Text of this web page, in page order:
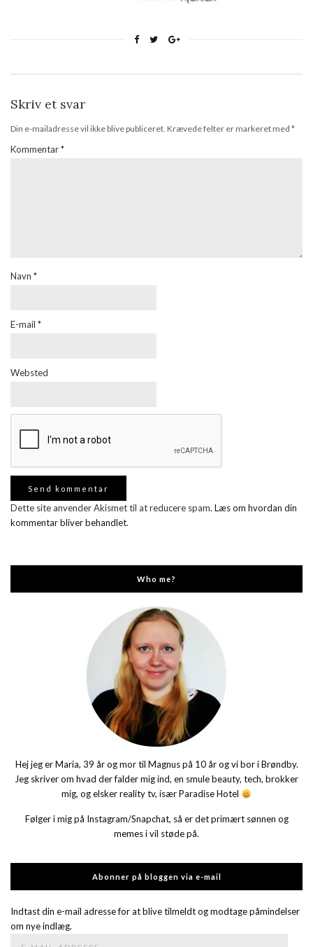
Skriv et svar
Din e-mailadresse vil ikke blive publiceret. Krævede felter er markeret med *
Kommentar*
Navn *
E-mail *
Websted
Dette site anvender Akismet til at reducere spam. Læs om hvordan din
kommentar bliver behandlet.
Who me?
Hej jeg er Maria, 39 år og mor til Magnus på 10 år og vi bor i Brøndby.
Jeg skriver om hvad der falder mig ind, en smule beauty, tech, brokker
mig, og elsker reality tv, især Paradise Hotel
Følger i mig på Instagram/Snapchat, så er det primært sønnen og
memes i vil støde på.
Abonner på bloggen via e-mail
Indtast din e-mail adresse for at blive tilmeldt og modtage påmindelser
om nye indlæg.